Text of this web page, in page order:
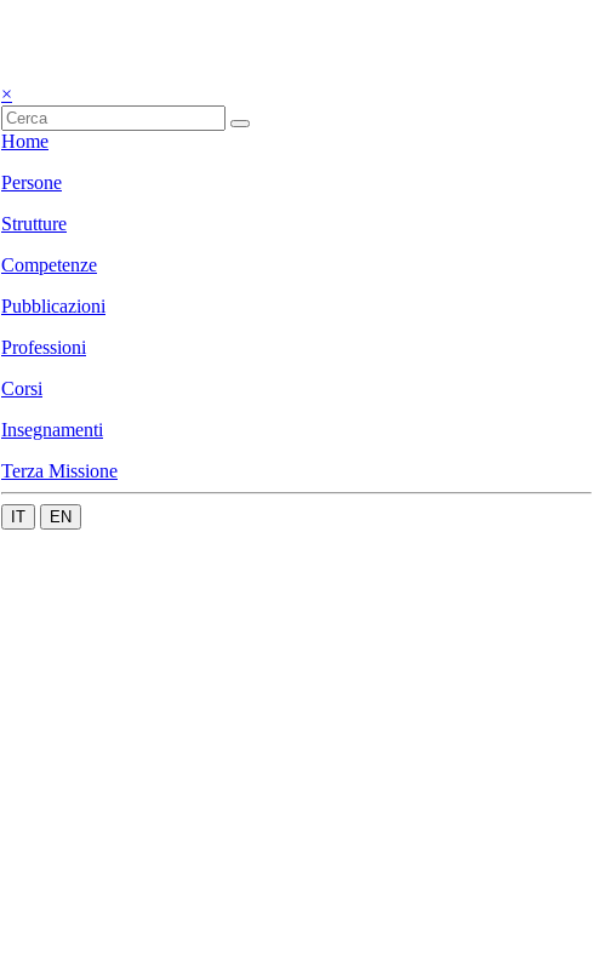
×
Home
Persone
Strutture
Competenze
Pubblicazioni
Professioni
Corsi
Insegnamenti
Terza Missione
IT EN